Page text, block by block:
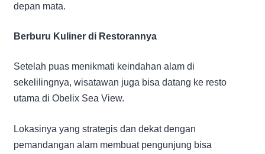
depan mata.
Berburu Kuliner di Restorannya
Setelah puas menikmati keindahan alam di
sekelilingnya, wisatawan juga bisa datang ke resto
utama di Obelix Sea View.
Lokasinya yang strategis dan dekat dengan
pemandangan alam membuat pengunjung bisa